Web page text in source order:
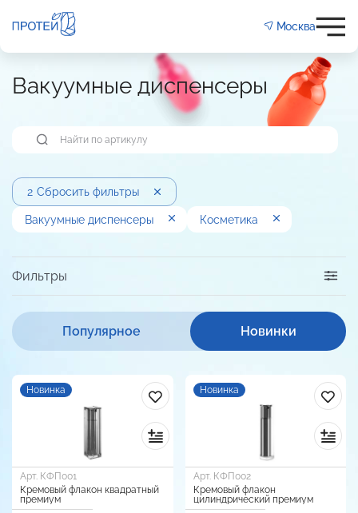
Москва
Вакуумные диспенсеры
2 Сбросить фильтры
Вакуумные диспенсеры Косметика
Популярное Новинки
Фильтры
Новинка
Арт. КФП001
Кремовый флакон квадратный
премиум
Новинка
Арт. КФП002
Кремовый флакон
цилиндрический премиум